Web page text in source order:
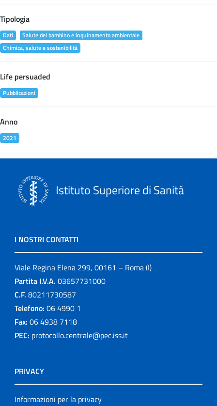
Tipologia
Dati
Salute del bambino e inquinamento ambientale
Chimica, salute e sostenibilità
Life persuaded
Pubblicazioni
Anno
2021
Istituto Superiore di Sanità
I NOSTRI CONTATTI
Viale Regina Elena 299, 00161 – Roma (I)
Partita I.V.A. 03657731000
C.F. 80211730587
Telefono: 06 4990 1
Fax: 06 4938 7118
PEC: protocollo.centrale@pec.iss.it
PRIVACY
Informazioni per la privacy